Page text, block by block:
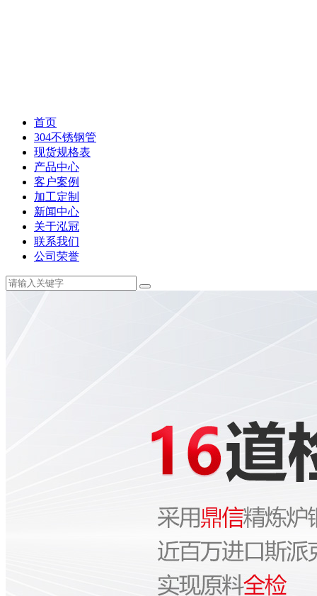
首页
304不锈钢管
现货规格表
产品中心
客户案例
加工定制
新闻中心
关于泓冠
联系我们
公司荣誉